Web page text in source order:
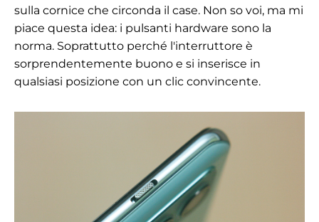
sulla cornice che circonda il case. Non so voi, ma mi
piace questa idea: i pulsanti hardware sono la
norma. Soprattutto perché l'interruttore è
sorprendentemente buono e si inserisce in
qualsiasi posizione con un clic convincente.